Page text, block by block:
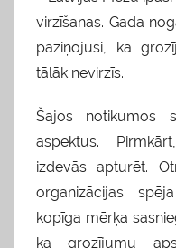
virzīšanas. Gada
paziņojusi, ka
tālāk nevirzīs.
Šajos notikumos
aspektus.
izdevās apturēt.
organizācijas
kopīga mērķa
ka grozījumu